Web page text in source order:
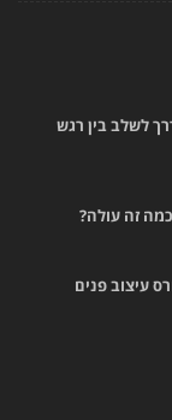
לשלב בין רגש
זה עולה?
עיצוב פנים